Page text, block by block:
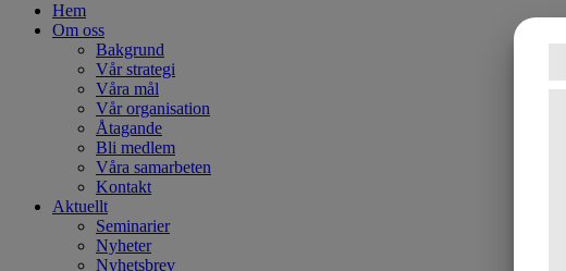
Hem
Om oss
Bakgrund
Vår strategi
Våra mål
Vår organisation
Åtagande
Bli medlem
Våra samarbeten
Kontakt
Aktuellt
Seminarier
Nyheter
Nyhetsbrev